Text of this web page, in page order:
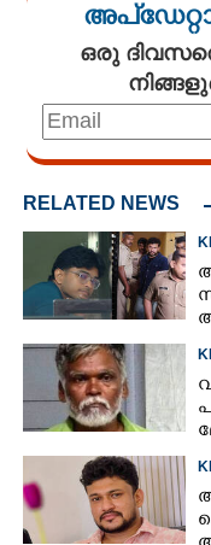
ഒരു
RELATED NEWS